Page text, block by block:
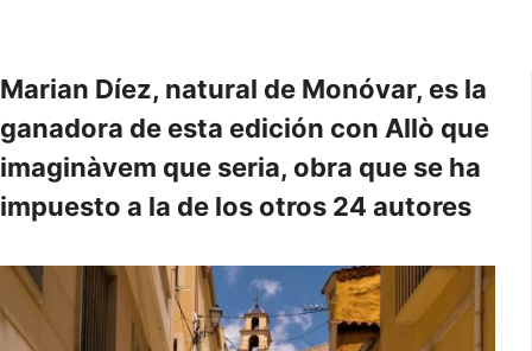
Marian Díez, natural de Monóvar, es la
ganadora de esta edición con Allò que
imaginàvem que seria, obra que se ha
impuesto a la de los otros 24 autores